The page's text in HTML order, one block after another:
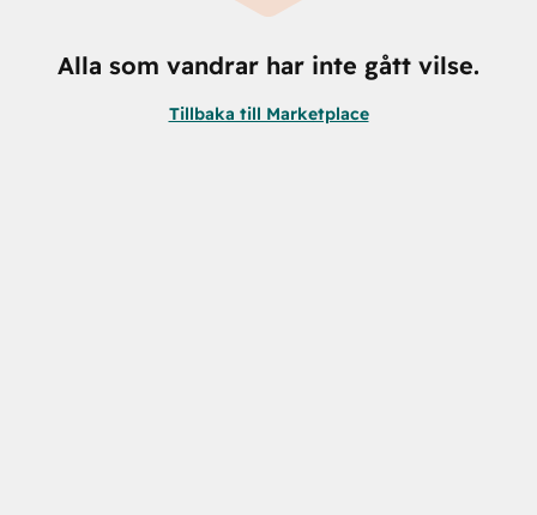
Alla som vandrar har inte gått vilse.
Tillbaka till Marketplace